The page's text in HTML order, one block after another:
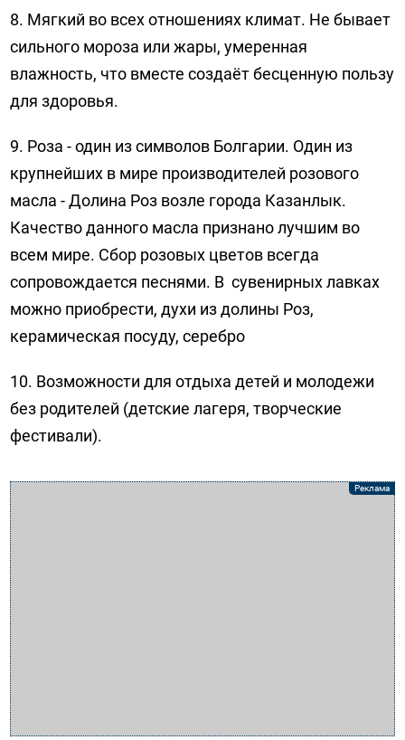
8. Мягкий во всех отношениях климат. Не бывает
сильного мороза или жары, умеренная
влажность, что вместе создаёт бесценную пользу
для здоровья.
9. Роза - один из символов Болгарии. Один из
крупнейших в мире производителей розового
масла - Долина Роз возле города Казанлык.
Качество данного масла признано лучшим во
всем мире. Сбор розовых цветов всегда
сопровождается песнями. В сувенирных лавках
можно приобрести, духи из долины Роз,
керамическая посуду, серебро
10. Возможности для отдыха детей и молодежи
без родителей (детские лагеря, творческие
фестивали).